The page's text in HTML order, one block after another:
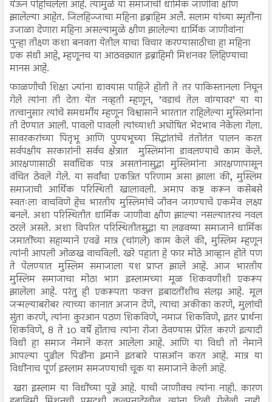
येऊन पोहोचलेला आहे. त्यामुळे या समाजाची धार्मिक जाणीवा क्षीण
झालेल्या आहेत. जिलहिज्जाचा महिना इब्राहिम अलै. सलाम यांच्या स्मृतींना
उजाळा देणारा महिना असल्यामुळे क्षीण झालेल्या धार्मिक जाणीवांना
पुन्हा तीक्ष्ण कशा बनवता येतील याचा विचार करण्यासाठीचा हा महिना
एक संधी आहे, म्हणूनच या आठवड्यात इब्राहिमी मिशनवर लिहिण्याचा
मानस आहे.
फाळणीची शिक्षा ज्यांना द्यावयास पाहिजे होती ते तर पाकिस्तानला निघून
गेले त्यांना ती देता येत नव्हती म्हणून, ’वडाचं तेल वांग्यावर’ या या
तत्वानुसार त्यांचे समधर्मीय म्हणून विश्वासाने भारतात राहिलेल्या मुस्लिमांना
ती देण्यात आली. पावलो पावली त्यांच्याशी अघोषित भेदभाव नेकेला गेला.
सावरकरांच्या पितृभू आणि पुण्यभूच्या सिद्धांतांचे तंतोतंत पालन करत
सर्वपक्षीय सरकारांनी सर्वच क्षेत्रात मुस्लिमांना डावलण्याचे काम केले.
आरक्षणासाठी सर्वाधिक पात्र असतांनासुद्धा मुस्लिमांना आरक्षणापासून
वंचित ठेवले गेले. या सर्वांचा एकत्रित परिणाम असा झाला की, मुस्लिम
समाजाची आर्थिक परिस्थिती खालावली. अमाप कष्ट करून कसेबसे
स्वतःला वाचविणे हेच भारतीय मुस्लिमांचे जीवन जगण्याचे एकमेव लक्ष्य
बनले. अशा परिस्थितीत धार्मिक जाणीवा क्षीण झाल्या नसल्यातरच नवल
ठरले असते. अशा विपरित परिस्थितीतसुद्धा या लढवय्या समाजाने धार्मिक
जमातींच्या सहाय्याने एवढे मात्र (चांगले) काम केले की, मुस्लिम म्हणून
त्यांनी आपली ओळख वाचविली. खरे पहाता हे फार मोठे आव्हान होते पण
ते पेलण्यात मुस्लिम समाजाला यश प्राप्त झाले आहे. आज भारतीय
मुस्लिम समाजाचा मोठा भाग इस्लामच्या मूळ शिकवणीशी एकरूप
झालेला आहे. परंतु ही एकरूपता फक्त इबादतींशीच संलग्न आहे. मूल
जन्मल्याबरोबर त्याच्या कानात अजान देणे, त्याचा अकीका करणे, मुलांची
सुंता करणे, त्यांना कुरआन पठण शिकविणे, नमाज शिकविणे, इतर प्रार्थना
शिकविणे, 8 ते 10 वर्षे होताच त्यांना रोजा ठेवण्यास प्रेरित करणे इत्यादी
विधी हा समाज नेमाने करत आलेला आहे. आणि या विधी तो नेमाने
आपल्या पुढील पिढींना इमाने इतबारे पासऑन करत आहे. मात्र या
विधींनाच पूर्ण इस्लाम समजण्याची चूक या समाजाने केली आहे.
खरा इस्लाम या विधींच्या पुढे आहे. याची जाणीवच त्यांना नाही. कारण